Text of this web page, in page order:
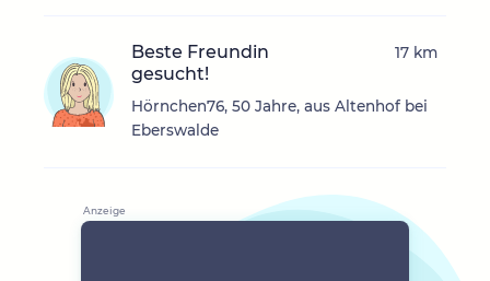
Beste Freundin
gesucht!
Hörnchen76, 50 Jahre, aus Altenhof bei
Eberswalde
17 km